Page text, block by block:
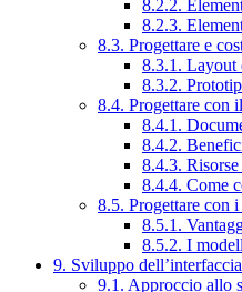
8.2.2.
8.2.3.
8.3. Progettare e
8.3.1. Layout
8.3.2.
8.4. Progettare con
8.4.1.
8.4.2.
8.4.3.
8.4.4. Come
8.5. Progettare con
8.5.1.
8.5.2. I
9. Sviluppo dell’interfaccia
9.1. Approccio allo